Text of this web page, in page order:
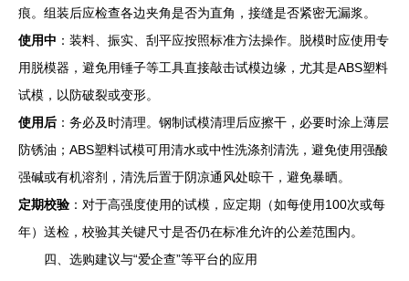
痕。组装后应检查各边夹角是否为直角，接缝是否紧密无漏浆。
使用中 ：装料、振实、刮平应按照标准方法操作。脱模时应使用专
用脱模器，避免用锤子等工具直接敲击试模边缘，尤其是ABS塑料
试模，以防破裂或变形。
使用后 ：务必及时清理。钢制试模清理后应擦干，必要时涂上薄层
防锈油；ABS塑料试模可用清水或中性洗涤剂清洗，避免使用强酸
强碱或有机溶剂，清洗后置于阴凉通风处晾干，避免暴晒。
定期校验 ：对于高强度使用的试模，应定期（如每使用100次或每
年）送检，校验其关键尺寸是否仍在标准允许的公差范围内。
四、选购建议与“爱企查”等平台的应用